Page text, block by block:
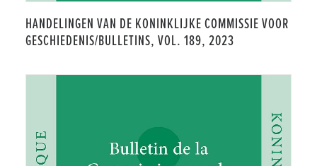
HANDELINGEN VAN DE KONINKLIJKE COMMISSIE VOOR
GESCHIEDENIS/BULLETINS, VOL. 189, 2023